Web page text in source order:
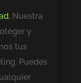
Nuestra
y
tus
Puedes